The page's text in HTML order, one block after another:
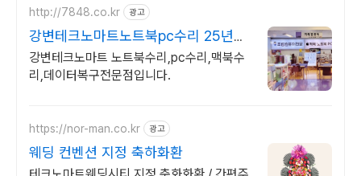
http://7848.co.kr 광고
강변테크노마트노트북pc수리 25년전
통의 기독교기업
강변테크노마트 노트북수리,pc수리,맥북수
리,데이터복구전문점입니다.
https://nor-man.co.kr 광고
웨딩 컨벤션 지정 축하화환